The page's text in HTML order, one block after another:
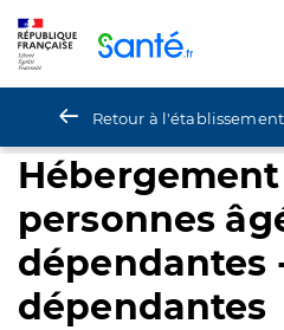
Retour à l'établissement
personnes
dépendantes
dépendantes